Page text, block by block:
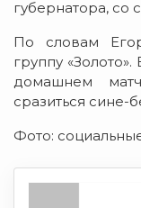
губернатора, со
По словам
группу
домашнем
сразиться сине-
Фото: